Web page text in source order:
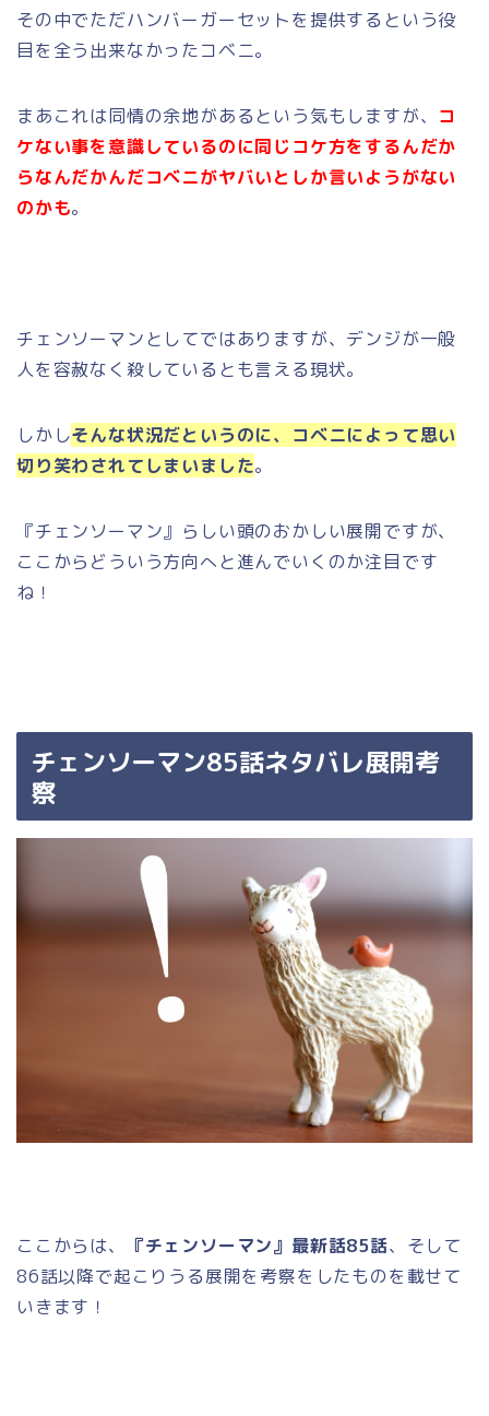
その中でただハンバーガーセットを提供するという役
目を全う出来なかったコベニ。
まあこれは同情の余地があるという気もしますが、 コ
ケない事を意識しているのに同じコケ方をするんだか
らなんだかんだコベニがヤバいとしか言いようがない
のかも。
チェンソーマンとしてではありますが、デンジが一般
人を容赦なく殺しているとも言える現状。
しかしそんな状況だというのに、コベニによって思い
切り笑わされてしまいました。
『チェンソーマン』らしい頭のおかしい展開ですが、
ここからどういう方向へと進んでいくのか注目です
ね！
チェンソーマン85話ネタバレ展開考
察
ここからは、 『チェンソーマン』最新話85話、そして
86話以降で起こりうる展開を考察をしたものを載せて
いきます！